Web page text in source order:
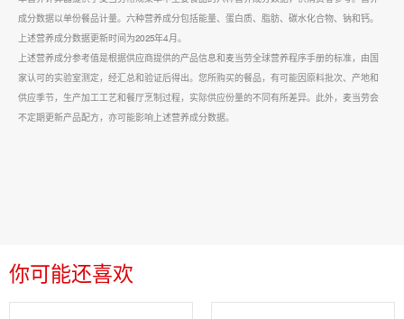
成分数据以单份餐品计量。六种营养成分包括能量、蛋白质、脂肪、碳水化合物、钠和钙。
上述营养成分数据更新时间为2025年4月。
上述营养成分参考值是根据供应商提供的产品信息和麦当劳全球营养程序手册的标准，由国
家认可的实验室测定，经汇总和验证后得出。您所购买的餐品，有可能因原料批次、产地和
供应季节，生产加工工艺和餐厅烹制过程，实际供应份量的不同有所差异。此外，麦当劳会
不定期更新产品配方，亦可能影响上述营养成分数据。
你可能还喜欢